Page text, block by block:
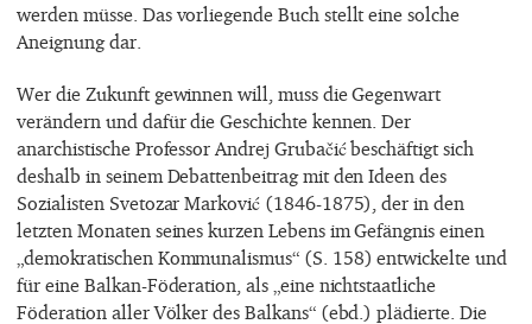
werden müsse. Das vorliegende Buch stellt eine solche
Aneignung dar.
Wer die Zukunft gewinnen will, muss die Gegenwart
verändern und dafür die Geschichte kennen. Der
anarchistische Professor Andrej Grubačić beschäftigt sich
deshalb in seinem Debattenbeitrag mit den Ideen des
Sozialisten Svetozar Marković (1846-1875), der in den
letzten Monaten seines kurzen Lebens im Gefängnis einen
„demokratischen Kommunalismus“ (S. 158) entwickelte und
für eine Balkan-Föderation, als „eine nichtstaatliche
Föderation aller Völker des Balkans“ (ebd.) plädierte. Die